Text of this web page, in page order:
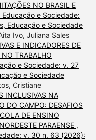
NO BRASIL E
Educação e Sociedade:
Educação e Sociedade
Ivo, Juliana Sales
E INDICADORES DE
NO TRABALHO
e Sociedade: v. 27
e Sociedade
Cristiane
INCLUSIVAS NA
DO CAMPO: DESAFIOS
DE ENSINO
PARAENSE ,
v. 30 n. 63 (2026):